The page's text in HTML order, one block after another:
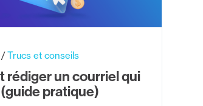
rédiger un courriel qui
pratique)
Trucs et conseils